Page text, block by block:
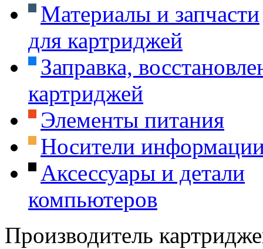
Материалы и запчасти
для картриджей
Заправка,
картриджей
Элементы питания
Носители
Аксессуары и детали
компьютеров
Производитель